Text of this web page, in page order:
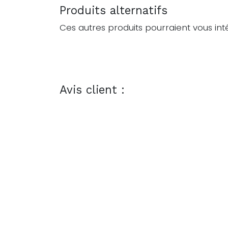
Produits alternatifs
Ces autres produits pourraient vous
Avis client :